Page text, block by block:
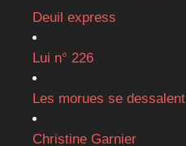
Deuil express
Lui n° 226
Les morues se dessalent
Christine Garnier